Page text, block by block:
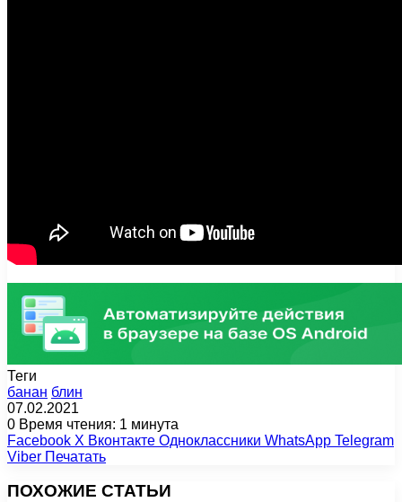
Теги
банан блин
07.02.2021
0 Время чтения: 1 минута
Facebook X Вконтакте Одноклассники WhatsApp Telegram
Viber Печатать
ПОХОЖИЕ СТАТЬИ